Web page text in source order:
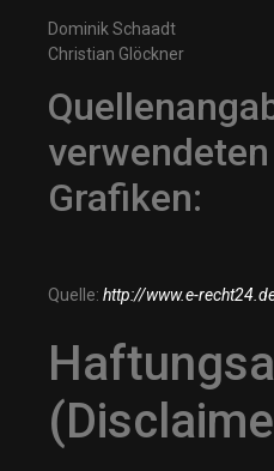
Dominik Schaadt
Christian Glöckner
Grafiken:
Quelle: http://www.e-